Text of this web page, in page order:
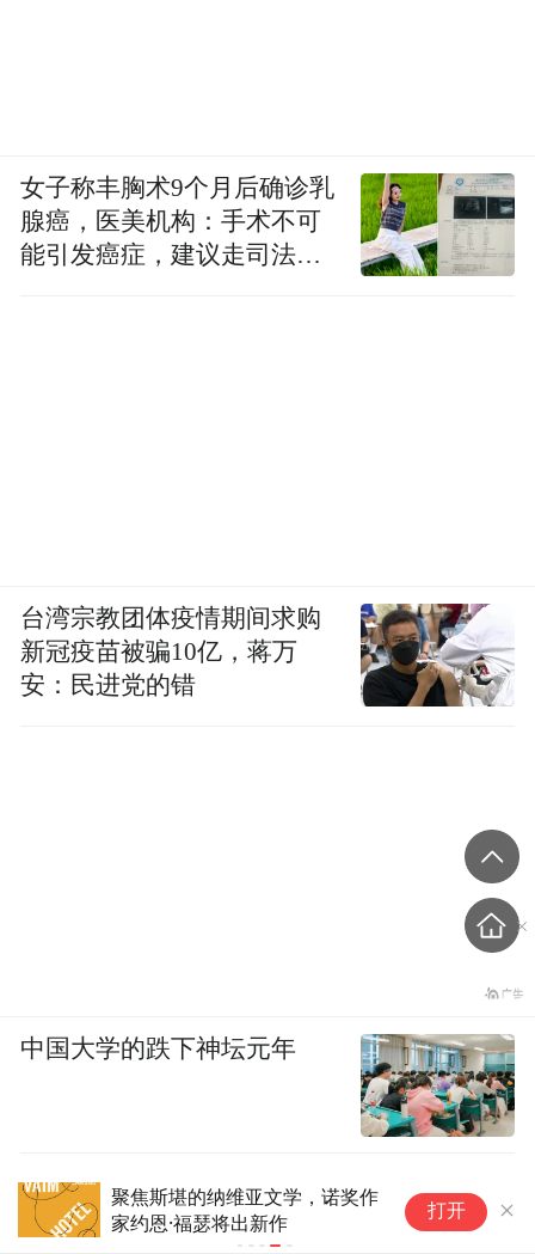
聚焦斯堪的纳维亚文学，诺奖作
家约恩·福瑟将出新作
打开
女子称丰胸术9个月后确诊乳
腺癌，医美机构：手术不可
能引发癌症，建议走司法途
台湾宗教团体疫情期间求购
新冠疫苗被骗10亿，蒋万
安：民进党的错
中国大学的跌下神坛元年